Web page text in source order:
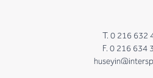
T. 0 216 632
F. 0 216 634